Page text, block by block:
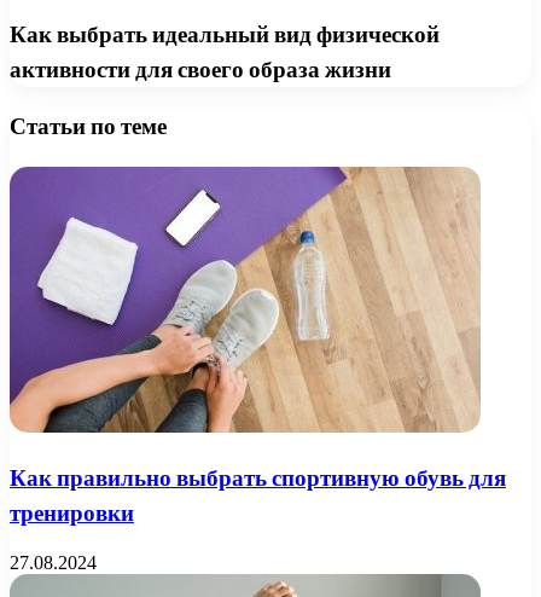
Как выбрать идеальный вид физической
активности для своего образа жизни
Статьи по теме
Как правильно выбрать спортивную обувь для
тренировки
27.08.2024